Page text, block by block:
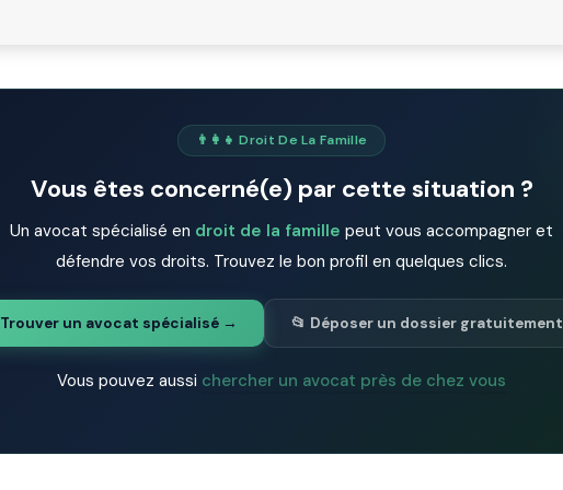
👨‍👩‍👧 Droit De La Famille
Vous êtes concerné(e) par cette situation ?
Un avocat spécialisé en droit de la famille peut vous accompagner et
défendre vos droits. Trouvez le bon profil en quelques clics.
Trouver un avocat spécialisé → 📂 Déposer un dossier gratuitement
Vous pouvez aussi chercher un avocat près de chez vous